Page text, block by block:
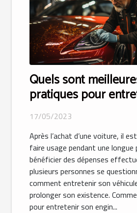
Quels sont
pratiques pour
voiture pour une
de vie ?
17/05/2023
Après l’achat d’une voiture, il
faire usage pendant une longue
bénéficier des dépenses
plusieurs personnes se
comment entretenir son
prolonger son existence.
pour entretenir son engin...